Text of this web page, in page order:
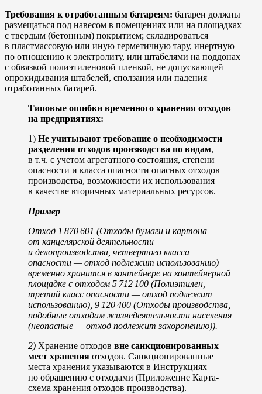
Требования к отработанным батареям: батареи должны
размещаться под навесом в помещениях или на площадках
с твердым (бетонным) покрытием; складироваться
в пластмассовую или иную герметичную тару, инертную
по отношению к электролиту, или штабелями на поддонах
с обвязкой полиэтиленовой пленкой, не допускающей
опрокидывания штабелей, сползания или падения
отработанных батарей.
Типовые ошибки временного хранения отходов
на предприятиях:
1) Не учитывают требование о необходимости
разделения отходов производства по видам,
в т.ч. с учетом агрегатного состояния, степени
опасности и класса опасности опасных отходов
производства, возможности их использования
в качестве вторичных материальных ресурсов.
Пример
Отход 1 870 601 (Отходы бумаги и картона
от канцелярской деятельности
и делопроизводства, четвертого класса
опасности — отход подлежит использованию)
временно хранится в контейнере на контейнерной
площадке с отходом 5 712 100 (Полиэтилен,
третий класс опасности — отход подлежит
использованию), 9 120 400 (Отходы производства,
подобные отходам жизнедеятельности населения
(неопасные — отход подлежит захоронению)).
2) Хранение отходов вне санкционированных
мест хранения отходов. Санкционированные
места хранения указываются в Инструкциях
по обращению с отходами (Приложение Карта-
схема хранения отходов производства).